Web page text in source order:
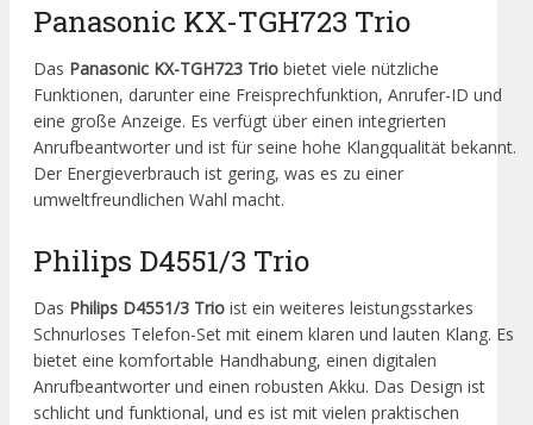
Panasonic KX-TGH723 Trio
Das Panasonic KX-TGH723 Trio bietet viele nützliche
Funktionen, darunter eine Freisprechfunktion, Anrufer-ID und
eine große Anzeige. Es verfügt über einen integrierten
Anrufbeantworter und ist für seine hohe Klangqualität bekannt.
Der Energieverbrauch ist gering, was es zu einer
umweltfreundlichen Wahl macht.
Philips D4551/3 Trio
Das Philips D4551/3 Trio ist ein weiteres leistungsstarkes
Schnurloses Telefon-Set mit einem klaren und lauten Klang. Es
bietet eine komfortable Handhabung, einen digitalen
Anrufbeantworter und einen robusten Akku. Das Design ist
schlicht und funktional, und es ist mit vielen praktischen